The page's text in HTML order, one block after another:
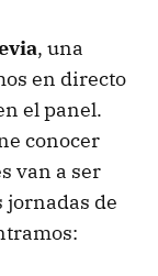
, una
en directo
el panel.
conocer
van a ser
jornadas de